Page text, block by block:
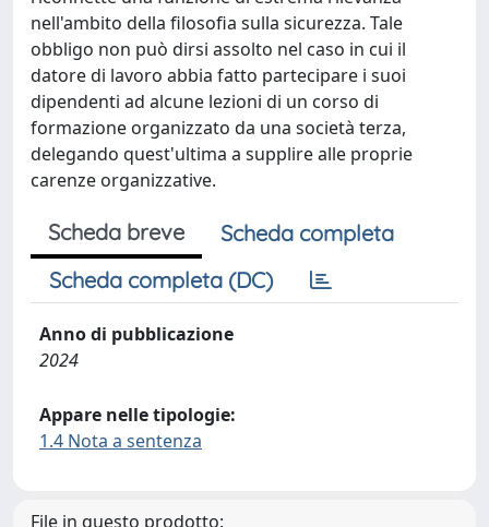
nell'ambito della filosofia sulla sicurezza. Tale
obbligo non può dirsi assolto nel caso in cui il
datore di lavoro abbia fatto partecipare i suoi
dipendenti ad alcune lezioni di un corso di
formazione organizzato da una società terza,
delegando quest'ultima a supplire alle proprie
carenze organizzative.
Scheda breve
Scheda completa
Scheda completa (DC)
Anno di pubblicazione
2024
Appare nelle tipologie:
1.4 Nota a sentenza
File in questo prodotto: